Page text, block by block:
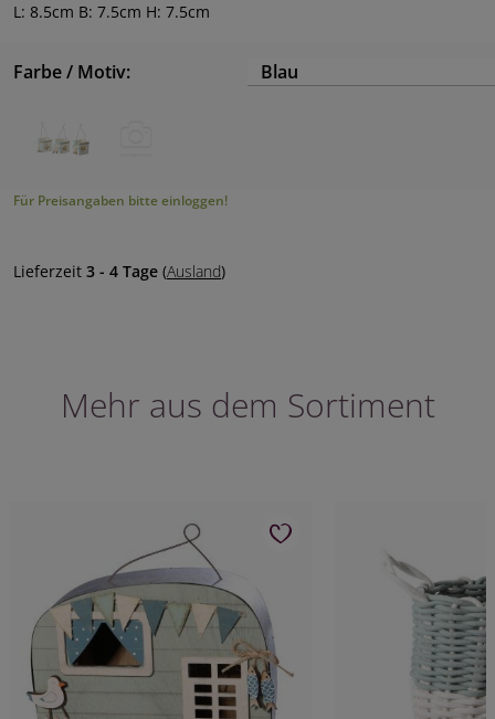
L: 8.5cm B: 7.5cm H: 7.5cm
Farbe / Motiv: Blau
Für Preisangaben bitte einloggen!
Lieferzeit 3 - 4 Tage (Ausland)
Mehr aus dem Sortiment